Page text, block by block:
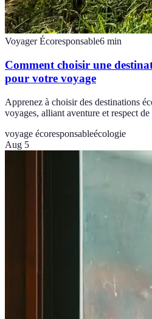
Voyager Écoresponsable6 min
Comment choisir une
pour votre voyage
Apprenez à choisir des destinations
voyages, alliant aventure et respect
voyage écoresponsableécologie
Aug 5